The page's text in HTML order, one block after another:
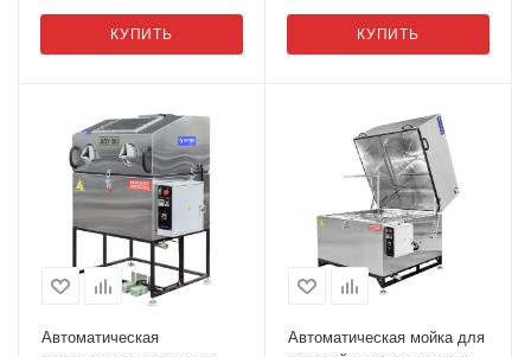
КУПИТЬ КУПИТЬ
Автоматическая
Автоматическая мойка для